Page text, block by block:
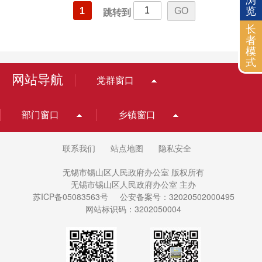
1 跳转到
网站导航 党群窗口
部门窗口 乡镇窗口
联系我们 站点地图 隐私安全
无锡市锡山区人民政府办公室 版权所有
无锡市锡山区人民政府办公室 主办
苏ICP备05083563号
公安备案号：32020502000495
网站标识码：3202050004
览
长
者
模
式